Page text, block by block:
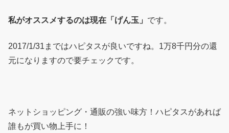
私がオススメするのは現在「げん玉」 です。
2017/1/31まではハピタスが良いですね。1万8千円分の還
元になりますので要チェックです。
ネットショッピング・通販の強い味方！ハピタスがあれば
誰もが買い物上手に！